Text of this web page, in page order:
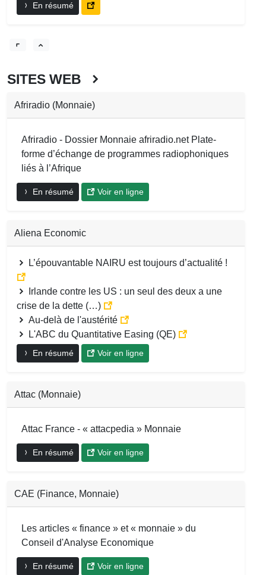
En résumé
SITES WEB
Afriradio (Monnaie)
Afriradio - Dossier Monnaie afriradio.net Plate-
forme d’échange de programmes radiophoniques
liés à l’Afrique
En résumé Voir en ligne
Aliena Economic
L’épouvantable NAIRU est toujours d’actualité !
Irlande contre les US : un seul des deux a une
crise de la dette (…)
Au-delà de l'austérité
L'ABC du Quantitative Easing (QE)
En résumé Voir en ligne
Attac (Monnaie)
Attac France - « attacpedia » Monnaie
En résumé Voir en ligne
CAE (Finance, Monnaie)
Les articles « finance » et « monnaie » du
Conseil d'Analyse Economique
En résumé Voir en ligne